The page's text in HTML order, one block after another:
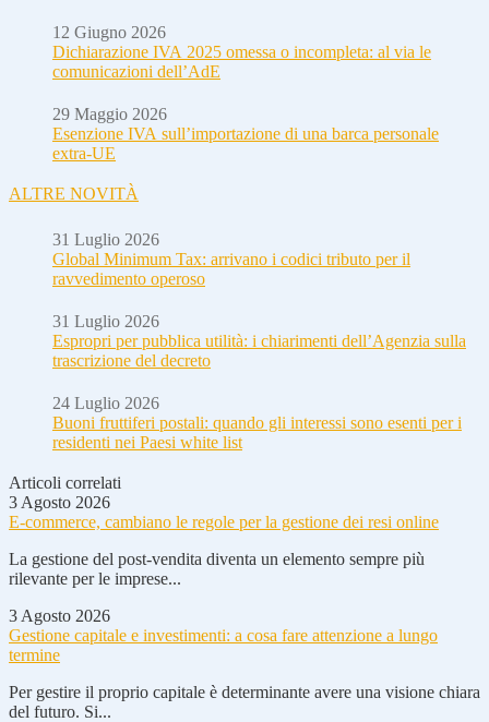
12 Giugno 2026
Dichiarazione IVA 2025 omessa o incompleta: al via le
comunicazioni dell’AdE
29 Maggio 2026
Esenzione IVA sull’importazione di una barca personale
extra-UE
ALTRE NOVITÀ
31 Luglio 2026
Global Minimum Tax: arrivano i codici tributo per il
ravvedimento operoso
31 Luglio 2026
Espropri per pubblica utilità: i chiarimenti dell’Agenzia sulla
trascrizione del decreto
24 Luglio 2026
Buoni fruttiferi postali: quando gli interessi sono esenti per i
residenti nei Paesi white list
Articoli correlati
3 Agosto 2026
E-commerce, cambiano le regole per la gestione dei resi online
La gestione del post-vendita diventa un elemento sempre più
rilevante per le imprese...
3 Agosto 2026
Gestione capitale e investimenti: a cosa fare attenzione a lungo
termine
Per gestire il proprio capitale è determinante avere una visione chiara
del futuro. Si...